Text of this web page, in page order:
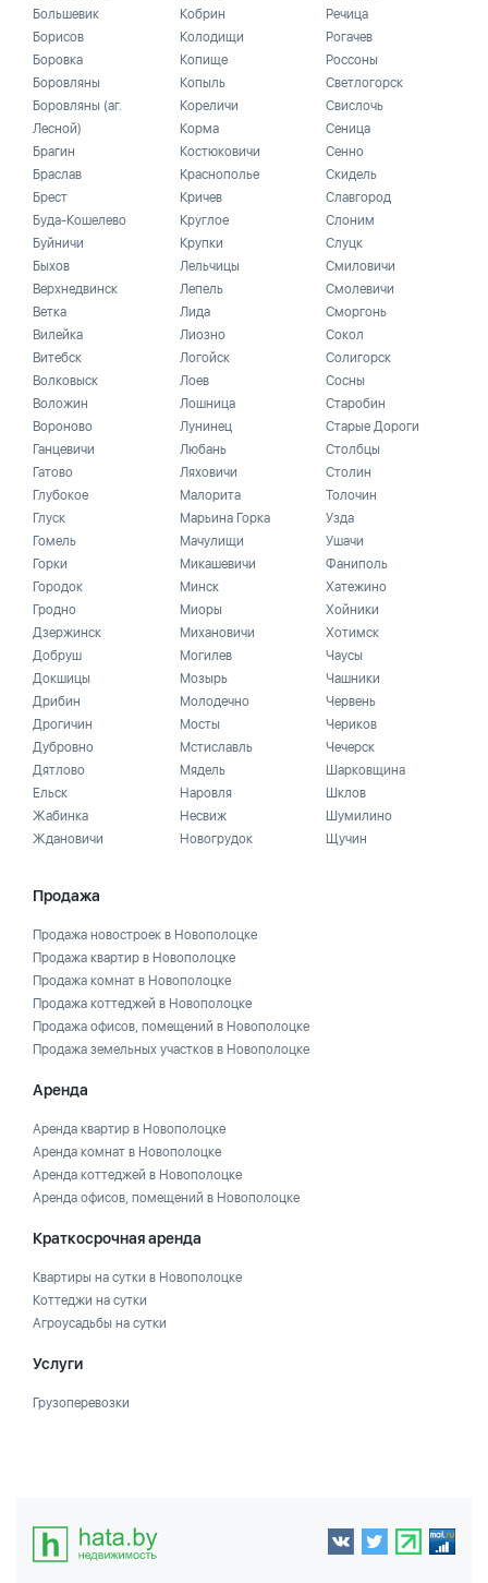
Большевик
Борисов
Боровка
Боровляны
Боровляны (аг.
Лесной)
Брагин
Браслав
Брест
Буда-Кошелево
Буйничи
Быхов
Верхнедвинск
Ветка
Вилейка
Витебск
Волковыск
Воложин
Вороново
Ганцевичи
Гатово
Глубокое
Глуск
Гомель
Горки
Городок
Гродно
Дзержинск
Добруш
Докшицы
Дрибин
Дрогичин
Дубровно
Дятлово
Ельск
Жабинка
Ждановичи
Кобрин
Колодищи
Копище
Копыль
Кореличи
Корма
Костюковичи
Краснополье
Кричев
Круглое
Крупки
Лельчицы
Лепель
Лида
Лиозно
Логойск
Лоев
Лошница
Лунинец
Любань
Ляховичи
Малорита
Марьина Горка
Мачулищи
Микашевичи
Минск
Миоры
Михановичи
Могилев
Мозырь
Молодечно
Мосты
Мстиславль
Мядель
Наровля
Несвиж
Новогрудок
Речица
Рогачев
Россоны
Светлогорск
Свислочь
Сеница
Сенно
Скидель
Славгород
Слоним
Слуцк
Смиловичи
Смолевичи
Сморгонь
Сокол
Солигорск
Сосны
Старобин
Старые Дороги
Столбцы
Столин
Толочин
Узда
Ушачи
Фаниполь
Хатежино
Хойники
Хотимск
Чаусы
Чашники
Червень
Чериков
Чечерск
Шарковщина
Шклов
Шумилино
Щучин
Продажа
Продажа новостроек в Новополоцке
Продажа квартир в Новополоцке
Продажа комнат в Новополоцке
Продажа коттеджей в Новополоцке
Продажа офисов, помещений в Новополоцке
Продажа земельных участков в Новополоцке
Аренда
Аренда квартир в Новополоцке
Аренда комнат в Новополоцке
Аренда коттеджей в Новополоцке
Аренда офисов, помещений в Новополоцке
Краткосрочная аренда
Квартиры на сутки в Новополоцке
Коттеджи на сутки
Агроусадьбы на сутки
Услуги
Грузоперевозки